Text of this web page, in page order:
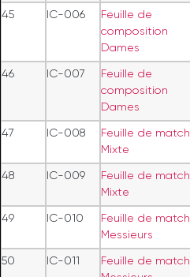
45 IC-006
Feuille de
composition
Dames
46 IC-007
Feuille de
composition
Dames
47 IC-008
Feuille de match
Mixte
48 IC-009
Feuille de match
Mixte
49 IC-010
Feuille de match
Messieurs
50 IC-011
Feuille de match